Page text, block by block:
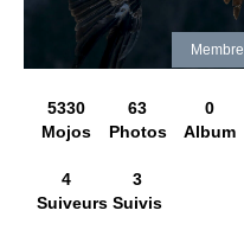
Membre
5330
Mojos
63
Photos
0
Album
4
Suiveurs
3
Suivis